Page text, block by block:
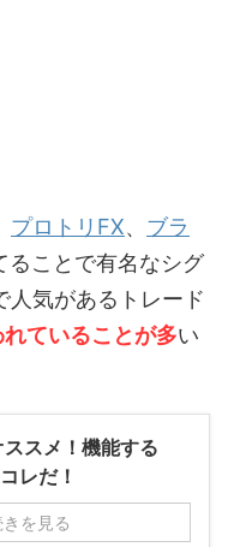
プロトリFX、 ブラ
ることで有名なシグ
人気があるトレード
ていることが多い
スメ！機能する
レだ！
を見る